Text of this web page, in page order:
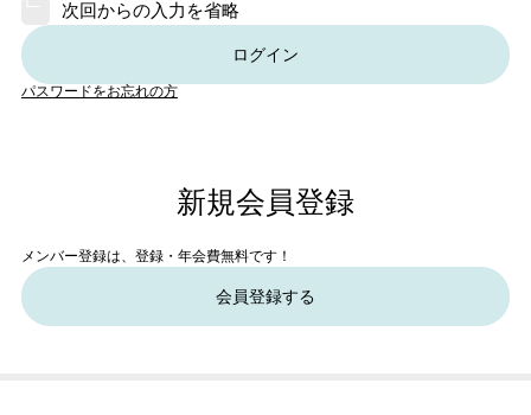
次回からの入力を省略
ログイン
パスワードをお忘れの方
新規会員登録
メンバー登録は、登録・年会費無料です！
会員登録する